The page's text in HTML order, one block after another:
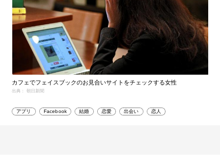
カフェでフェイスブックのお見合いサイトをチェックする女性
出典： 朝日新聞
アプリ Facebook 結婚 恋愛 出会い 恋人